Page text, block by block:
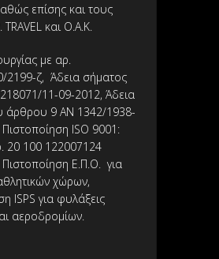
επίσης και τους
TRAVEL και Ο.Α.Κ.
με αρ.
2199-ζ, Άδεια σήματος
11-09-2012, Άδεια
άρθρου 9 ΑΝ 1342/1938-
ISO 9001:
20 100 122007124
Ε.Π.Ο. για
χώρων,
ISPS για φυλάξεις
αεροδρομίων.